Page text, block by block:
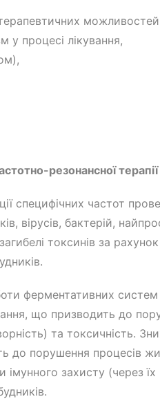
у процесі лікування,
резонансної терапії
специфічних частот
вірусів, бактерій,
токсинів за
ферментативних систем
що призводить до
та токсичність.
до порушення процесів
захисту (через